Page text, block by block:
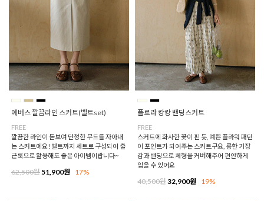
에버스 깔끔라인 스커트(벨트set)
FREE
깔끔한 라인이 돋보여 단정한 무드를 자아내
는 스커트에요! 벨트까지 세트로 구성되어 출
근룩으로 활용해도 좋은 아이템이랍니다~
62,500원 51,900원 17%
플로라 캉캉 밴딩스커트
FREE
스커트에 화사한 꽃이 핀 듯, 예쁜 플라워 패턴
이 포인트가 되어주는 스커트구요, 롱한 기장
감과 밴딩으로 체형을 커버해주어 편안하게
입을 수 있어요
40,500원32,900원 19%